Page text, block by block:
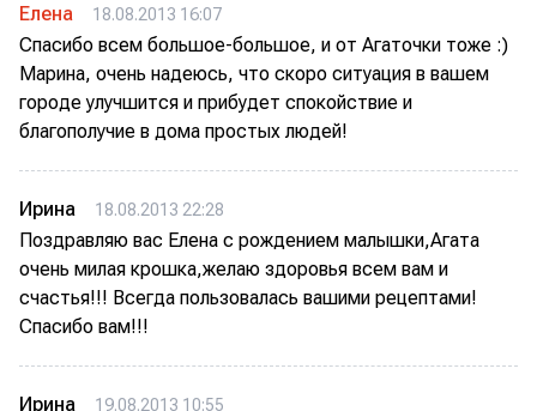
Елена 18.08.2013 16:07
Спасибо всем большое-большое, и от Агаточки тоже :)
Марина, очень надеюсь, что скоро ситуация в вашем
городе улучшится и прибудет спокойствие и
благополучие в дома простых людей!
Ирина 18.08.2013 22:28
Поздравляю вас Елена с рождением малышки,Агата
очень милая крошка,желаю здоровья всем вам и
счастья!!! Всегда пользовалась вашими рецептами!
Спасибо вам!!!
Ирина 19.08.2013 10:55